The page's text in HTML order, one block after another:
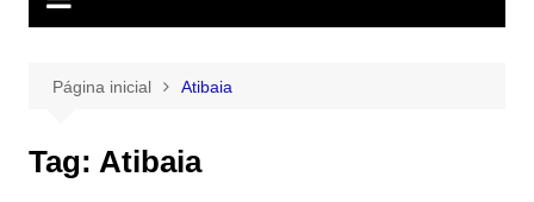
Página inicial Atibaia
Tag: Atibaia